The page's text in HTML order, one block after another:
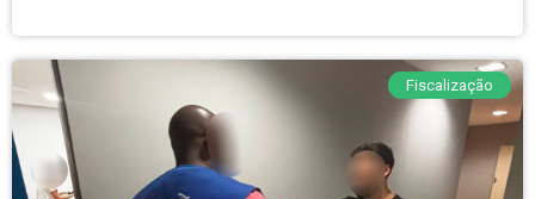
Fiscalização